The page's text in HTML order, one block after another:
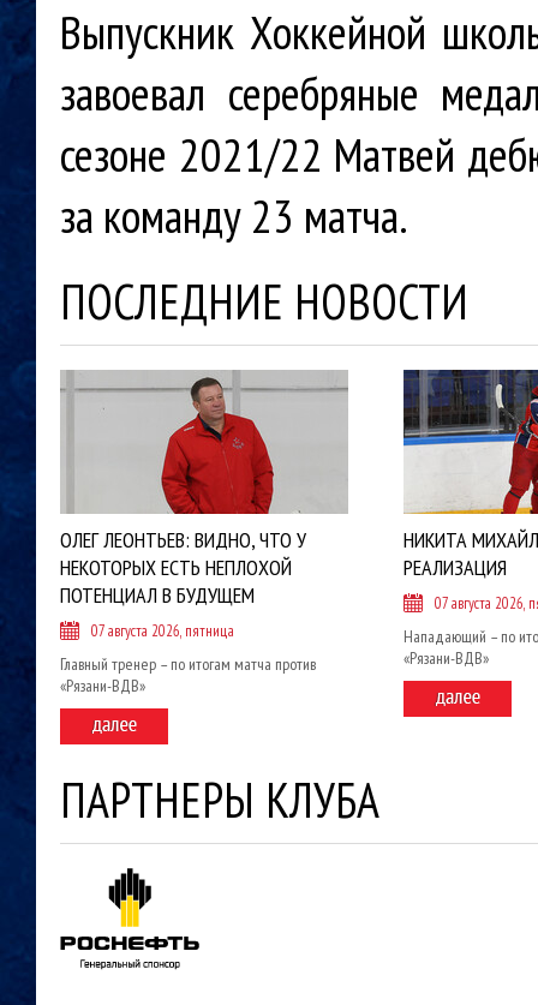
Выпускник Хоккейной
завоевал серебряные
сезоне 2021/22 Матвей
за команду 23 матча.
ПОСЛЕДНИЕ НОВОСТИ
ОЛЕГ ЛЕОНТЬЕВ: ВИДНО, ЧТО У
НЕКОТОРЫХ ЕСТЬ НЕПЛОХОЙ
ПОТЕНЦИАЛ В БУДУЩЕМ
07 августа 2026, пятница
Главный тренер – по итогам матча против
«Рязани-ВДВ»
НИКИТА
РЕАЛИЗАЦИЯ
07 августа 2026,
Нападающий – по
«Рязани-ВДВ»
ПАРТНЕРЫ КЛУБА